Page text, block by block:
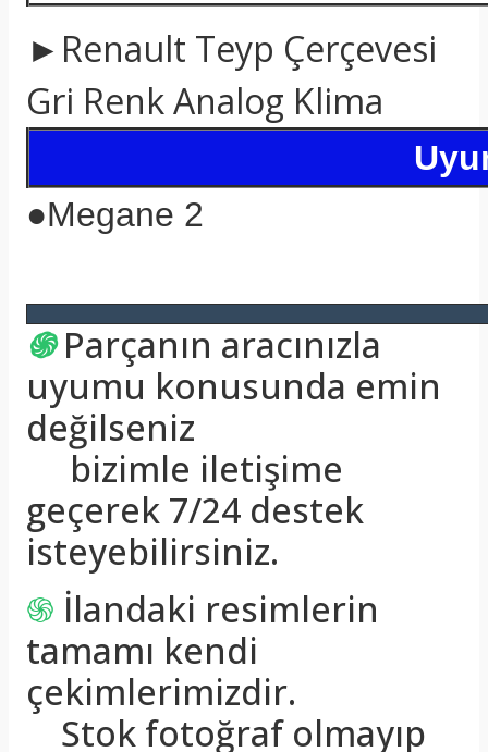
►Renault Teyp Çerçevesi
Gri Renk Analog Klima
●Megane 2
֍ Parçanın aracınızla
uyumu konusunda emin
değilseniz
bizimle iletişime
geçerek 7/24 destek
isteyebilirsiniz.
֍ İlandaki resimlerin
tamamı kendi
çekimlerimizdir.
Stok fotoğraf olmayıp